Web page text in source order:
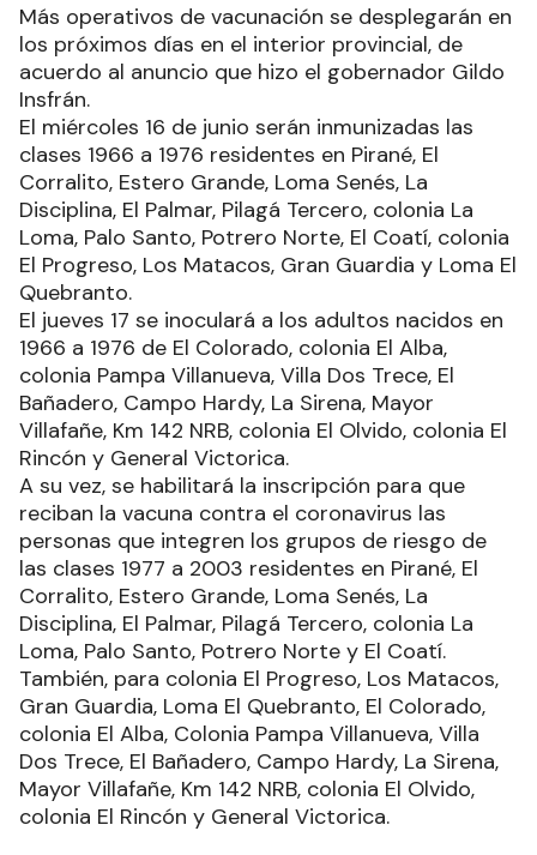
Más operativos de vacunación se desplegarán en
los próximos días en el interior provincial, de
acuerdo al anuncio que hizo el gobernador Gildo
Insfrán.
El miércoles 16 de junio serán inmunizadas las
clases 1966 a 1976 residentes en Pirané, El
Corralito, Estero Grande, Loma Senés, La
Disciplina, El Palmar, Pilagá Tercero, colonia La
Loma, Palo Santo, Potrero Norte, El Coatí, colonia
El Progreso, Los Matacos, Gran Guardia y Loma El
Quebranto.
El jueves 17 se inoculará a los adultos nacidos en
1966 a 1976 de El Colorado, colonia El Alba,
colonia Pampa Villanueva, Villa Dos Trece, El
Bañadero, Campo Hardy, La Sirena, Mayor
Villafañe, Km 142 NRB, colonia El Olvido, colonia El
Rincón y General Victorica.
A su vez, se habilitará la inscripción para que
reciban la vacuna contra el coronavirus las
personas que integren los grupos de riesgo de
las clases 1977 a 2003 residentes en Pirané, El
Corralito, Estero Grande, Loma Senés, La
Disciplina, El Palmar, Pilagá Tercero, colonia La
Loma, Palo Santo, Potrero Norte y El Coatí.
También, para colonia El Progreso, Los Matacos,
Gran Guardia, Loma El Quebranto, El Colorado,
colonia El Alba, Colonia Pampa Villanueva, Villa
Dos Trece, El Bañadero, Campo Hardy, La Sirena,
Mayor Villafañe, Km 142 NRB, colonia El Olvido,
colonia El Rincón y General Victorica.